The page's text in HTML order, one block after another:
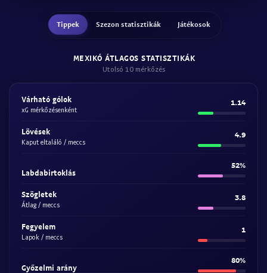
Tippek Szezon statisztikák Játékosok
MEXIKÓ ÁTLAGOS STATISZTIKÁK
Utolsó 10 mérkőzés
Várható gólok
xG mérkőzésenként
1.14
Lövések
Kaput eltaláló / meccs
4.9
Labdabirtoklás
52%
Szögletek
Átlag / meccs
3.8
Fegyelem
Lapok / meccs
1
Győzelmi arány
80%